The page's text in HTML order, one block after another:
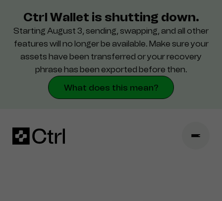
Ctrl Wallet is shutting down.
Starting August 3, sending, swapping, and all other
features will no longer be available. Make sure your
assets have been transferred or your recovery
phrase has been exported before then.
What does this mean?
Support
Seguridad